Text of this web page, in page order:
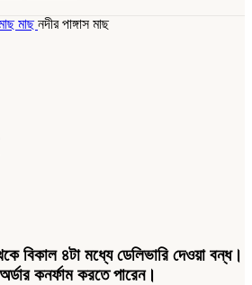
মাছনদীর পাঙ্গাস মাছ
বিকাল ৪টা মধ্যে ডেলিভারি দেওয়া বন্ধ।
কনর্ফাম করতে পারেন।